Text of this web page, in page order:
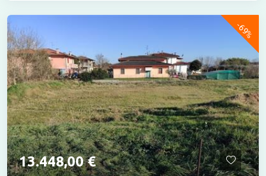
-69%
13.448,00 €